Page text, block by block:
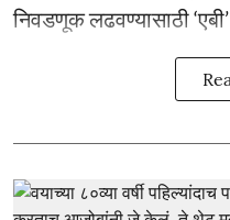
निवडणूक लढवण्यासाठी ‘एबी’